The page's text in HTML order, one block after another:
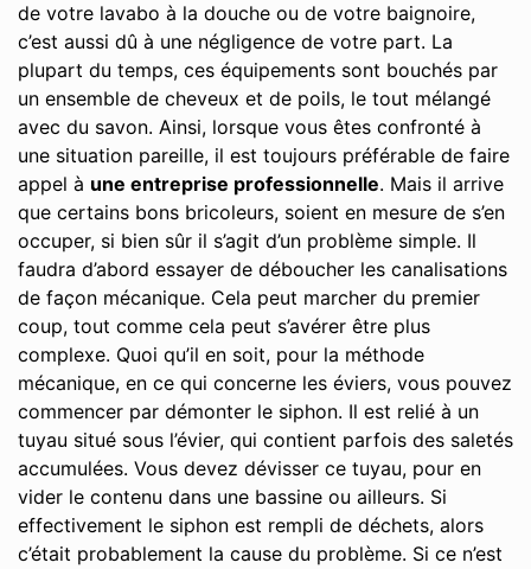
de votre lavabo à la douche ou de votre baignoire,
c’est aussi dû à une négligence de votre part. La
plupart du temps, ces équipements sont bouchés par
un ensemble de cheveux et de poils, le tout mélangé
avec du savon. Ainsi, lorsque vous êtes confronté à
une situation pareille, il est toujours préférable de faire
appel à une entreprise professionnelle. Mais il arrive
que certains bons bricoleurs, soient en mesure de s’en
occuper, si bien sûr il s’agit d’un problème simple. Il
faudra d’abord essayer de déboucher les canalisations
de façon mécanique. Cela peut marcher du premier
coup, tout comme cela peut s’avérer être plus
complexe. Quoi qu’il en soit, pour la méthode
mécanique, en ce qui concerne les éviers, vous pouvez
commencer par démonter le siphon. Il est relié à un
tuyau situé sous l’évier, qui contient parfois des saletés
accumulées. Vous devez dévisser ce tuyau, pour en
vider le contenu dans une bassine ou ailleurs. Si
effectivement le siphon est rempli de déchets, alors
c’était probablement la cause du problème. Si ce n’est